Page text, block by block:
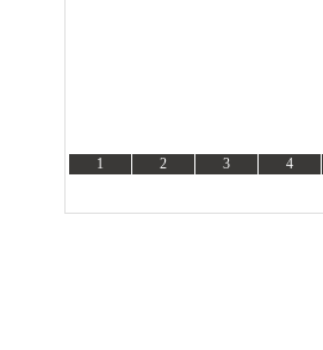
1 2 3 4